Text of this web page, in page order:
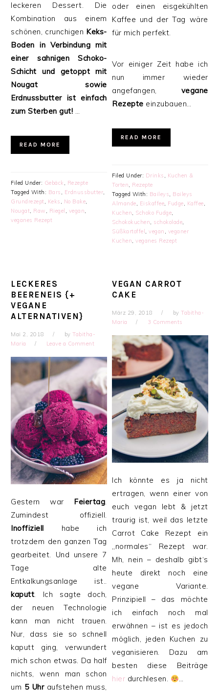
leckeren Dessert. Die
Kombination aus einem
schönen, crunchigen Keks-
Boden in Verbindung mit
einer sahnigen Schoko-
Schicht und getoppt mit
Nougat sowie
Erdnussbutter ist einfach
zum Sterben gut! …
READ MORE
Filed Under: Gebäck, Rezepte
Tagged With: Bars , Erdnussbutter,
Grundrezept, Keks , No Bake,
Nougat, Raw , Riegel , vegan,
veganes Rezept
oder einen eisgekühlten
Kaffee und der Tag wäre
für mich perfekt.
Vor einiger Zeit habe ich
nun immer wieder
angefangen, vegane
Rezepte einzubauen…
READ MORE
Filed Under: Drinks , Kuchen &
Torten, Rezepte
Tagged With: Baileys, Baileys
Almande, Eiskaffee, Fudge, Kaffee,
Kuchen, Schoko Fudge,
Schokokuchen, schokolade,
Süßkartoffel ,vegan , veganer
Kuchen,veganes Rezept
LECKERES
BEERENEIS {+
VEGANE
ALTERNATIVEN}
Mai 2, 2018 byTabitha-
Maria
Leave a Comment
Gestern war Feiertag.
Zumindest offiziell.
Inoffiziell habe ich
trotzdem den ganzen Tag
gearbeitet. Und unsere 7
Tage alte
Entkalkungsanlage ist..
kaputt. Ich sagte doch,
der neuen Technologie
kann man nicht trauen.
Nur, dass sie so schnell
kaputt ging, verwundert
mich schon etwas. Da half
nichts, wenn man schon
um 5 Uhraufstehen muss,
VEGAN CARROT
CAKE
März 29, 2018 byTabitha-
Maria
3 Comments
Ich könnte es ja nicht
ertragen, wenn einer von
euch vegan lebt & jetzt
traurig ist, weil das letzte
Carrot Cake Rezept ein
„normales“ Rezept war.
Mh, nein – deshalb gibt‘s
heute direkt noch eine
vegane Variante.
Prinzipiell – das möchte
ich einfach noch mal
erwähnen – ist es jedoch
möglich, jeden Kuchen zu
veganisieren. Dazu am
besten diese Beiträge
hier durchlesen. …